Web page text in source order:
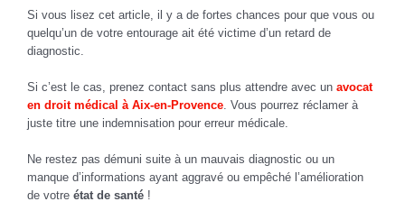
Si vous lisez cet article, il y a de fortes chances pour que vous ou
quelqu’un de votre entourage ait été victime d’un retard de
diagnostic.
Si c’est le cas, prenez contact sans plus attendre avec un avocat
en droit médical à Aix-en-Provence . Vous pourrez réclamer à
juste titre une indemnisation pour erreur médicale.
Ne restez pas démuni suite à un mauvais diagnostic ou un
manque d’informations ayant aggravé ou empêché l’amélioration
de votre état de santé !